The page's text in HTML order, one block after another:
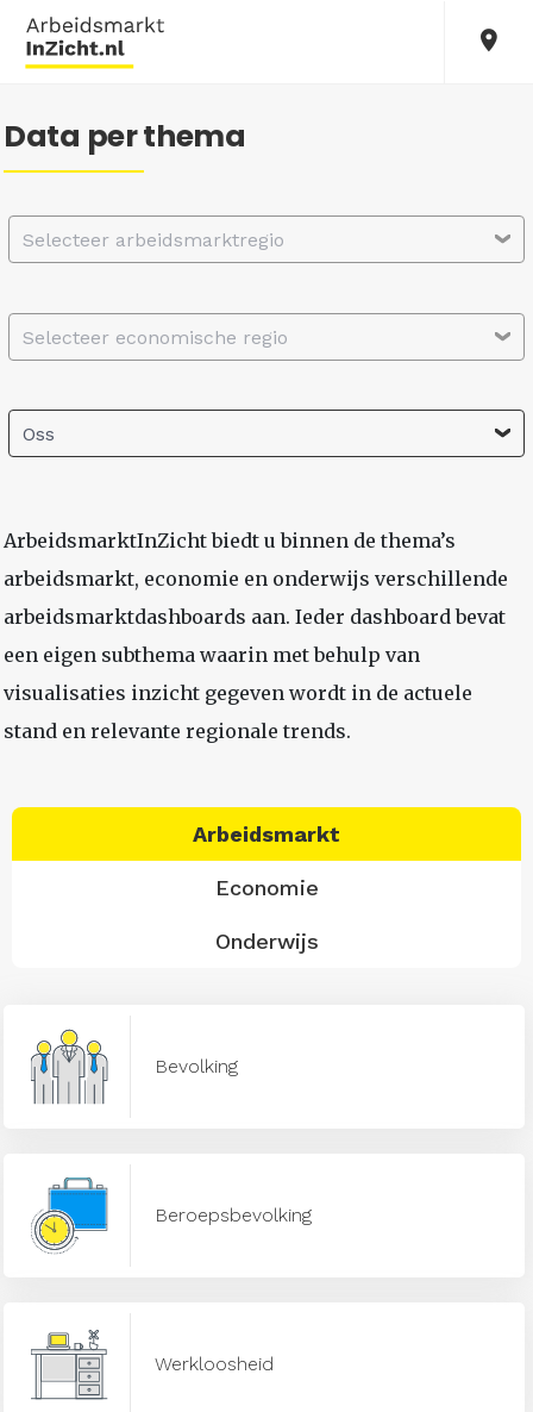
Data per thema
Selecteer arbeidsmarktregio
Selecteer economische regio
Oss
ArbeidsmarktInZicht biedt u binnen de thema’s
arbeidsmarkt, economie en onderwijs verschillende
arbeidsmarktdashboards aan. Ieder dashboard bevat
een eigen subthema waarin met behulp van
visualisaties inzicht gegeven wordt in de actuele
stand en relevante regionale trends.
Arbeidsmarkt
Economie
Onderwijs
Bevolking
Beroepsbevolking
Werkloosheid